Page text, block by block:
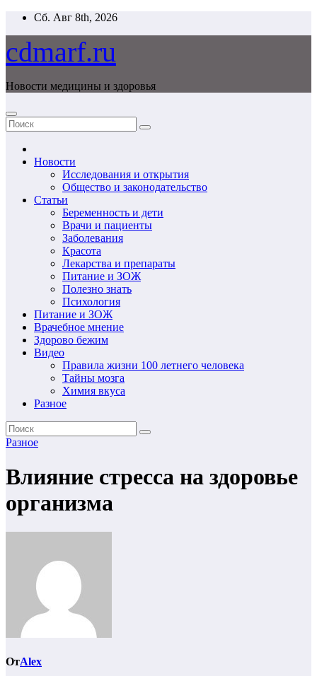
Перейти
содержимому
Сб. Авг 8th, 2026
cdmarf.ru
Новости медицины и здоровья
Новости
Исследования и открытия
Общество и законодательство
Статьи
Беременность и дети
Врачи и пациенты
Заболевания
Красота
Лекарства и препараты
Питание и ЗОЖ
Полезно знать
Психология
Питание и ЗОЖ
Врачебное мнение
Здорово бежим
Видео
Правила жизни 100 летнего человека
Тайны мозга
Химия вкуса
Разное
Разное
Влияние стресса на здоровье
организма
ОтAlex